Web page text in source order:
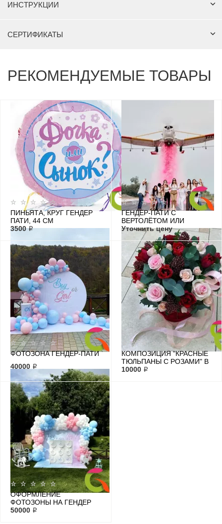
ИНСТРУКЦИИ
СЕРТИФИКАТЫ
РЕКОМЕНДУЕМЫЕ ТОВАРЫ
ПИНЬЯТА, КРУГ ГЕНДЕР
ПАТИ, 44 СМ
3500 ₽
ГЕНДЕР-ПАТИ C
ВЕРТОЛЁТОМ ИЛИ
САМОЛЕТОМ
Уточнить цену
ФОТОЗОНА ГЕНДЕР-ПАТИ
40000 ₽
КОМПОЗИЦИЯ "КРАСНЫЕ
ТЮЛЬПАНЫ С РОЗАМИ" В
КОРОБКЕ
10000 ₽
ОФОРМЛЕНИЕ
ФОТОЗОНЫ НА ГЕНДЕР
ПАТИ
50000 ₽